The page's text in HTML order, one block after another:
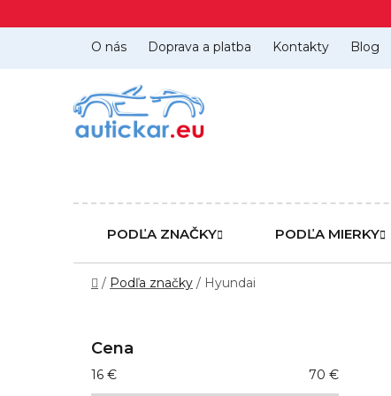
na
O nás Doprava a platba Kontakty Blog
PODĽA ZNAČKY PODĽA MIERKY
Domov
/ Podľa značky / Hyundai
Cena
16 € 70 €